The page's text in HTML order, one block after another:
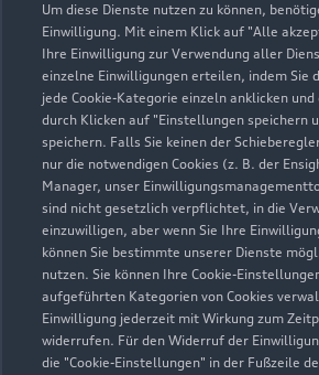
Um diese Dienste nutzen zu können,
Einwilligung. Mit einem Klick auf "Alle
Ihre Einwilligung zur Verwendung aller
einzelne Einwilligungen erteilen, indem Sie
jede Cookie-Kategorie einzeln anklicken
durch Klicken auf "Einstellungen speichern
speichern. Falls Sie keinen der
nur die notwendigen Cookies (z. B. der
Manager, unser
sind nicht gesetzlich verpflichtet, in die
einzuwilligen, aber wenn Sie Ihre
können Sie bestimmte unserer Dienste
nutzen. Sie können Ihre Cookie-
aufgeführten Kategorien von Cookies
Einwilligung jederzeit mit Wirkung zum
widerrufen. Für den Widerruf der
die "Cookie-Einstellungen" in der Fußzeile
Grossmoorbogen 1a
21079 Hamburg
040 766070
info@volkswagen-
Kontaktdaten herunterladen
Öffnungszeiten